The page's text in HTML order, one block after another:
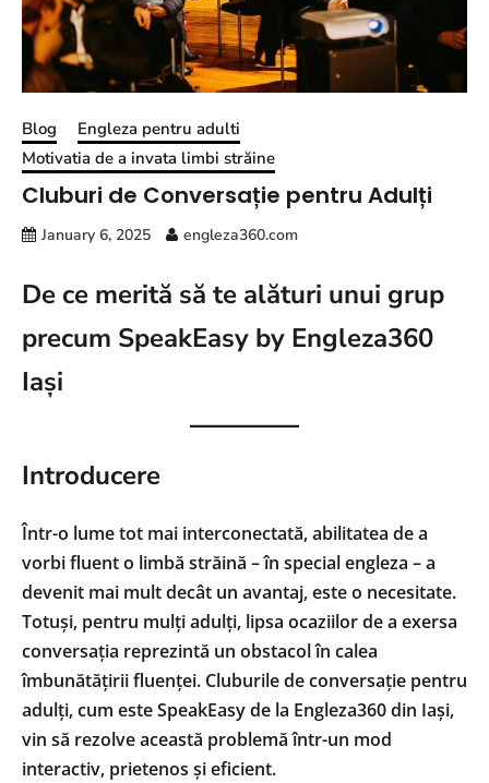
Blog
Engleza pentru adulti
Motivatia de a invata limbi străine
Cluburi de Conversație pentru Adulți
January 6, 2025 engleza360.com
De ce merită să te alături unui grup
precum SpeakEasy by Engleza360
Iași
Introducere
Într-o lume tot mai interconectată, abilitatea de a
vorbi fluent o limbă străină – în special engleza – a
devenit mai mult decât un avantaj, este o necesitate.
Totuși, pentru mulți adulți, lipsa ocaziilor de a exersa
conversația reprezintă un obstacol în calea
îmbunătățirii fluenței. Cluburile de conversație pentru
adulți, cum este SpeakEasy de la Engleza360 din Iași,
vin să rezolve această problemă într-un mod
interactiv, prietenos și eficient.